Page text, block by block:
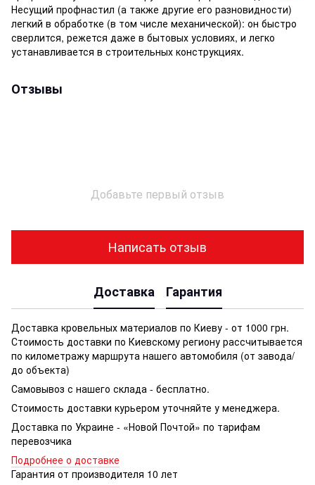
Несущий профнастил (а также другие его разновидности)
легкий в обработке (в том числе механической): он быстро
сверлится, режется даже в бытовых условиях, и легко
устанавливается в строительных конструкциях.
Отзывы
Добавьте первый отзыв
Написать отзыв
Доставка Гарантия
Доставка кровельных материалов по Киеву - от 1000 грн.
Стоимость доставки по Киевскому региону рассчитывается
по километражу маршрута нашего автомобиля (от завода/
до объекта)
Самовывоз с нашего склада - бесплатно.
Стоимость доставки курьером уточняйте у менеджера.
Доставка по Украине - «Новой Почтой» по тарифам
перевозчика
Подробнее о доставке
Гарантия от производителя 10 лет